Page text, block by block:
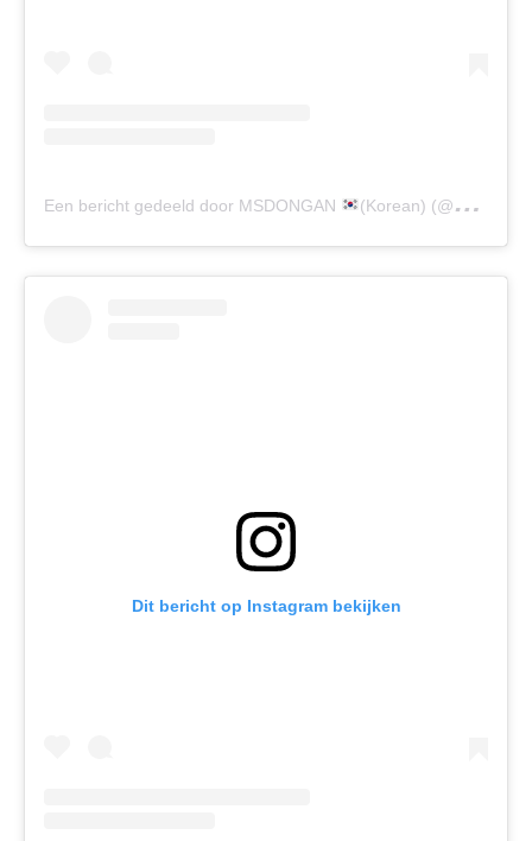
Een bericht gedeeld door MSDONGAN (Korean) (@msdongan)
Dit bericht op Instagram bekijken